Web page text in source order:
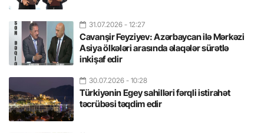
31.07.2026 - 12:27
Cavanşir Feyziyev: Azərbaycan ilə Mərkəzi
Asiya ölkələri arasında əlaqələr sürətlə
inkişaf edir
30.07.2026 - 10:28
Türkiyənin Egey sahilləri fərqli istirahət
təcrübəsi təqdim edir